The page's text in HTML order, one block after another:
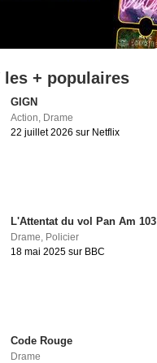
les + populaires
GIGN
Action, Drame
22 juillet 2026 sur Netflix
L'Attentat du vol Pan Am 103
Drame, Policier
18 mai 2025 sur BBC
Code Rouge
Drame